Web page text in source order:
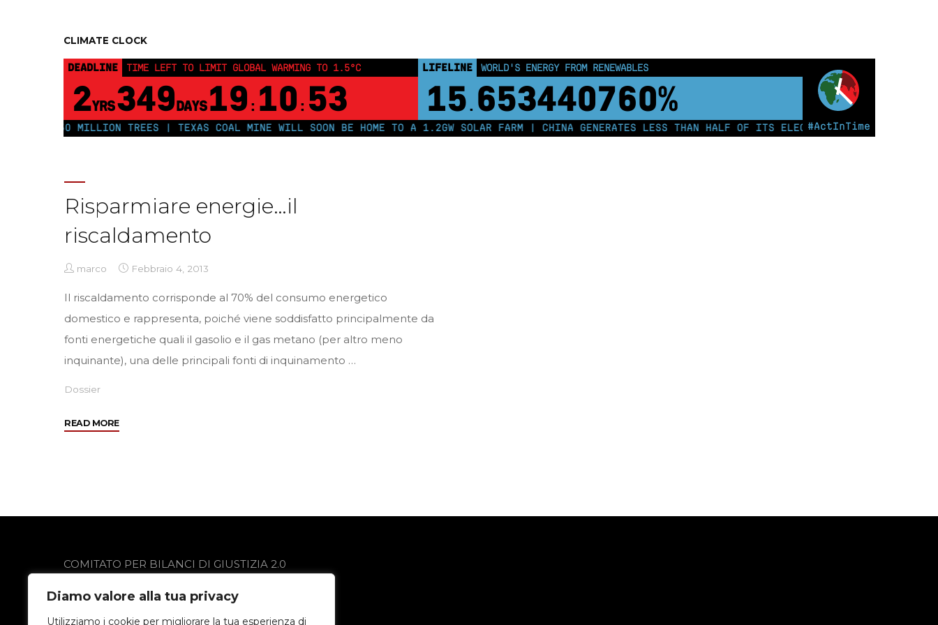
Diamo valore alla tua privacy
Utilizziamo i cookie per migliorare la tua esperienza di
CLIMATE CLOCK
#ActInTime
DEADLINE TIME LEFT TO LIMIT GLOBAL WARMING TO 1.5°C
2YRS349DAYS 19 : 10 : 53
LIFELINE WORLD'S ENERGY FROM RENEWABLES
15 . 653440765%
PLANT 250 MILLION TREES | TEXAS COAL MINE WILL SOON BE HOME TO A 1.2GW SOLAR FARM | CHINA GENERATES LESS THAN HALF OF ITS ELECTRICITY FROM COAL
Risparmiare energie…il
riscaldamento
marco Febbraio 4, 2013
Il riscaldamento corrisponde al 70% del consumo energetico
domestico e rappresenta, poiché viene soddisfatto principalmente da
fonti energetiche quali il gasolio e il gas metano (per altro meno
inquinante), una delle principali fonti di inquinamento …
Dossier
READ MORE"Risparmiare
COMITATO PER BILANCI DI GIUSTIZIA 2.0
24021 Albino (BG)
Privacy Policy